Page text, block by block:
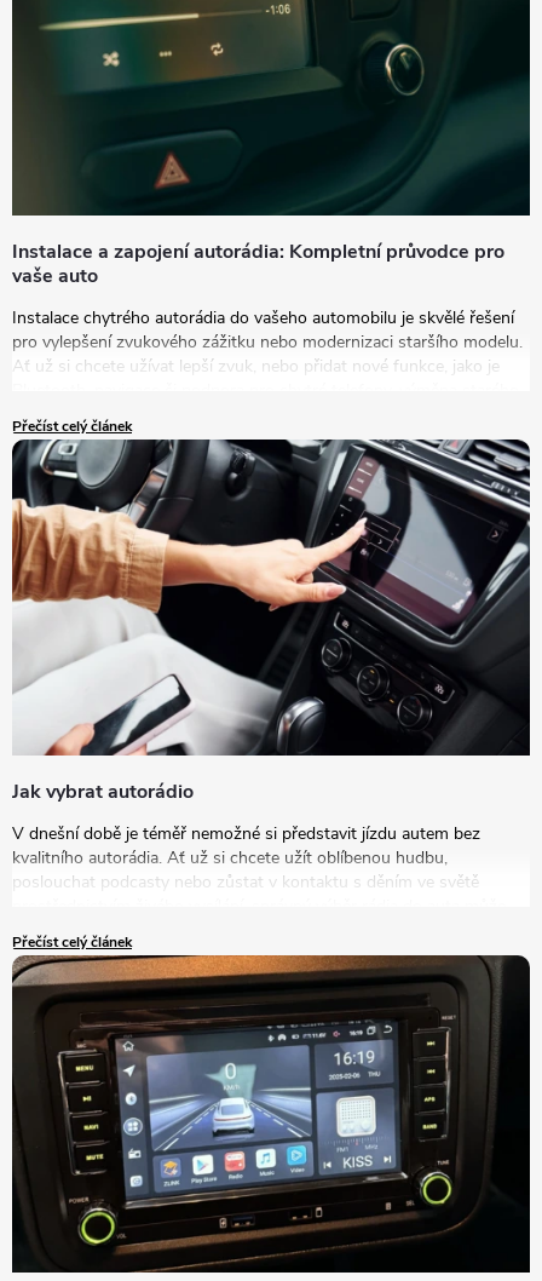
Instalace a zapojení autorádia: Kompletní průvodce pro
vaše auto
Instalace chytrého autorádia do vašeho automobilu je skvělé řešení
pro vylepšení zvukového zážitku nebo modernizaci staršího modelu.
Ať už si chcete užívat lepší zvuk, nebo přidat nové funkce, jako je
autorádia za nový model je tou správnou volbou.
Přečíst celý článek
Jak vybrat autorádio
V dnešní době je téměř nemožné si představit jízdu autem bez
kvalitního autorádia. Ať už si chcete užít oblíbenou hudbu,
poslouchat podcasty nebo zůstat v kontaktu s děním ve světě
výrazně zlepšit vaše zážitky na cestách. V tomto článku se podrobně
podíváme na to, jak vybrat autorádio, které bude nejlépe vyhovovat
vašim potřebám a představám.
Přečíst celý článek